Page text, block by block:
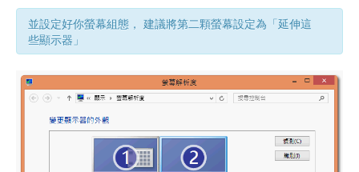
並設定好你螢幕組態， 建議將第二顆螢幕設定為「延伸這
些顯示器」